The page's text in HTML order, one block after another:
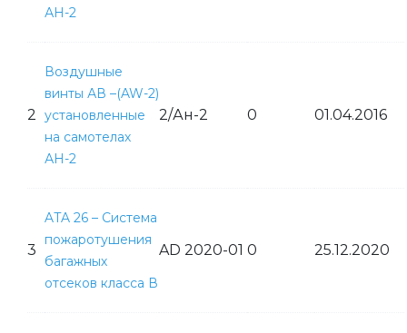
АН-2
2
Воздушные
винты АВ –(AW-2)
установленные
на самотелах
АН-2
2/Ан-2 0 01.04.2016
3
ATA 26 – Система
пожаротушения
багажных
отсеков класса В
AD 2020-01 0 25.12.2020